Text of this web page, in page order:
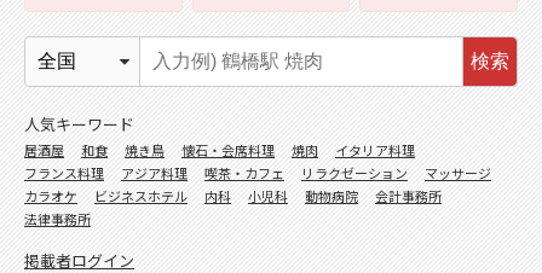
検索
人気キーワード
居酒屋 和食 焼き鳥 懐石・会席料理 焼肉
イタリア料理
フランス料理
アジア料理 喫茶・カフェ リラクゼーション
マッサージ
カラオケ
ビジネスホテル 内科 小児科 動物病院
会計事務所
法律事務所
掲載者ログイン